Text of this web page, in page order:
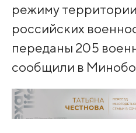
режиму
российских
переданы 205
сообщили в